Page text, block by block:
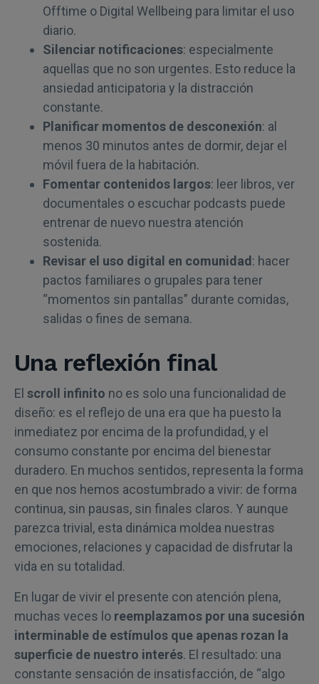
Offtime o Digital Wellbeing para limitar el uso
diario.
Silenciar notificaciones: especialmente
aquellas que no son urgentes. Esto reduce la
ansiedad anticipatoria y la distracción
constante.
Planificar momentos de desconexión: al
menos 30 minutos antes de dormir, dejar el
móvil fuera de la habitación.
Fomentar contenidos largos: leer libros, ver
documentales o escuchar podcasts puede
entrenar de nuevo nuestra atención
sostenida.
Revisar el uso digital en comunidad : hacer
pactos familiares o grupales para tener
“momentos sin pantallas” durante comidas,
salidas o fines de semana.
Una reflexión final
El scroll infinito no es solo una funcionalidad de
diseño: es el reflejo de una era que ha puesto la
inmediatez por encima de la profundidad, y el
consumo constante por encima del bienestar
duradero. En muchos sentidos, representa la forma
en que nos hemos acostumbrado a vivir: de forma
continua, sin pausas, sin finales claros. Y aunque
parezca trivial, esta dinámica moldea nuestras
emociones, relaciones y capacidad de disfrutar la
vida en su totalidad.
En lugar de vivir el presente con atención plena,
muchas veces lo reemplazamos por una sucesión
interminable de estímulos que apenas rozan la
superficie de nuestro interés. El resultado: una
constante sensación de insatisfacción, de “algo